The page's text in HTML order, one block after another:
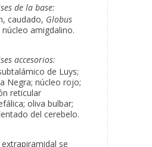
de la base:
caudado, Globus
núcleo amigdalino.
accesorios:
de Luys;
Negra; núcleo rojo;
reticular
oliva bulbar;
del cerebelo.
se